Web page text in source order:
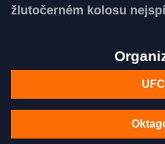
žlutočerném kolosu
UFC